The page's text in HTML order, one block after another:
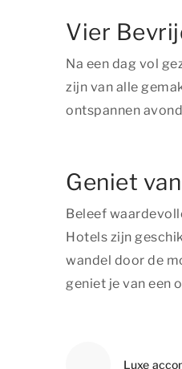
Vier
Na een dag vol
zijn van alle
ontspannen
Geniet
Beleef
Hotels zijn
wandel door de
geniet je van een
Luxe